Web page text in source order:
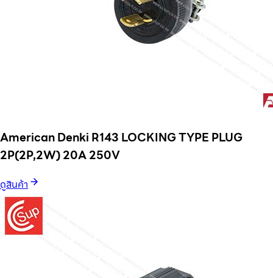
American Denki R143 LOCKING TYPE PLUG
2P(2P,2W) 20A 250V
ดูสินค้า